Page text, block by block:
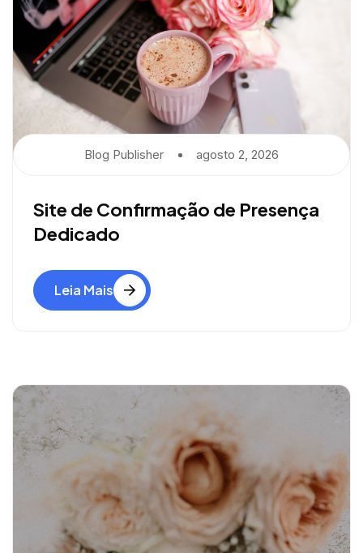
Blog Publisher Agosto 2, 2026
Site de Confirmação de Presença
Dedicado
Leia Mais